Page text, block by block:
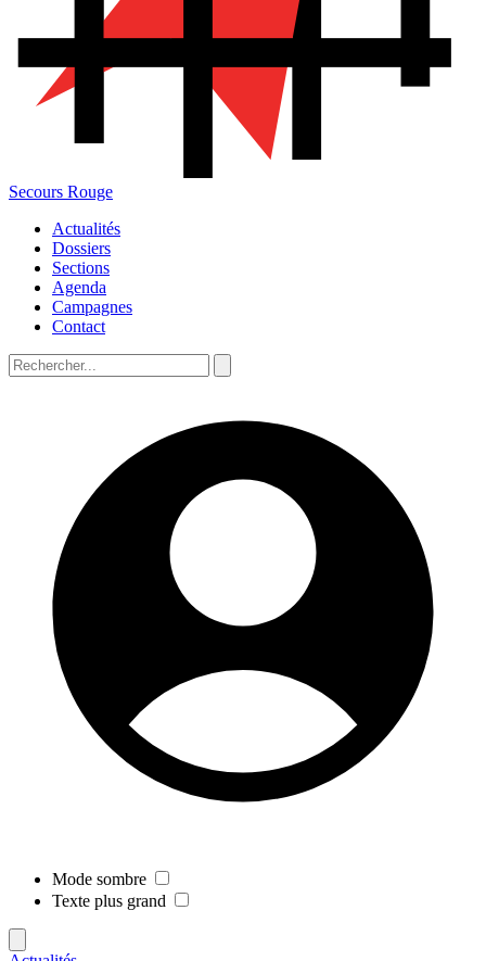
Secours Rouge
Actualités
Dossiers
Sections
Agenda
Campagnes
Contact
Mode sombre
Texte plus grand